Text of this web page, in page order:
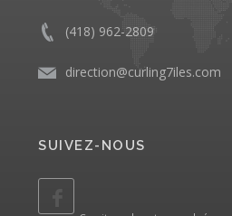
(418) 962-2809
direction@curling7iles.com
SUIVEZ-NOUS